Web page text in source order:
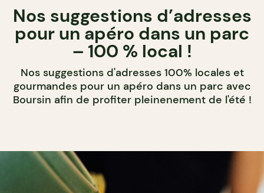
Nos suggestions d’adresses
pour un apéro dans un parc
– 100 % local !
Nos suggestions d'adresses 100% locales et
gourmandes pour un apéro dans un parc avec
Boursin afin de profiter pleinenement de l'été !